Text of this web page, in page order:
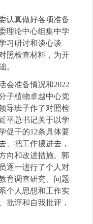
认真做好各项准备
理论中心组集中学
习研讨和谈心谈
照检查材料，为开
。
会准备情况和2022
子植物卓越中心党
导班子作了对照检
平总书记关于以学
促干的12条具体要
、把工作摆进去，
向和改进措施。郭
逐一进行了个人对
育调查研究、问题
个人思想和工作实
批评和自我批评，